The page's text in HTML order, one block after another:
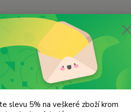
Arašídové maso - Tsire
slevu 5% na veškeré zboží krom